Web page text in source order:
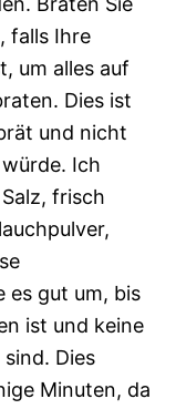
falls Ihre
um alles auf
Dies ist
und nicht
Ich
frisch
es gut um, bis
ist und keine
Dies
Minuten, da